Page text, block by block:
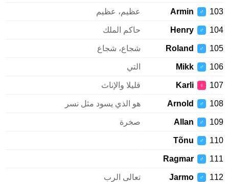
103
♂
Armin عظيم، عظيم
104
♂
Henry حاكم الملك
105
♂
Roland شجاع، شجاع
106
♂
Mikk التي
107
♀
Karli قليلا والإناث
108
♂
Arnold هو الذي يسود مثل نسر
109
♂
Allan صخرة
110
♂
Tõnu
111
♂
Ragmar
112
♂
Jarmo تعالى الرب